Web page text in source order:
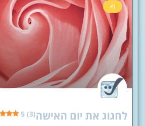
בא
לחגוג את יום האישה5 (3)